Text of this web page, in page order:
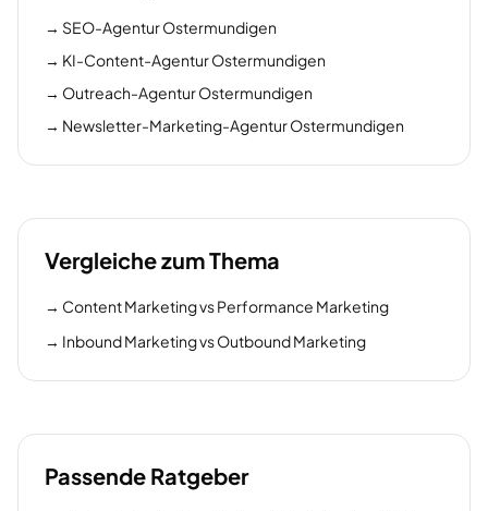
→ SEO-Agentur Ostermundigen
→ KI-Content-Agentur Ostermundigen
→ Outreach-Agentur Ostermundigen
→ Newsletter-Marketing-Agentur Ostermundigen
Vergleiche zum Thema
→ Content Marketing vs Performance Marketing
→ Inbound Marketing vs Outbound Marketing
Passende Ratgeber